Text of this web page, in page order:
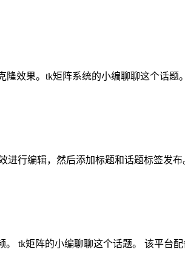
隆效果。tk矩阵系统的小编聊聊这个话
进行编辑，然后添加标题和话题标签发
。 tk矩阵的小编聊聊这个话题。 该平台